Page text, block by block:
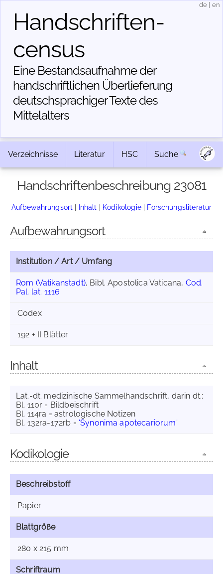
Handschriften­
census
Eine Bestandsaufnahme der
handschriftlichen Über­lieferung
deutschsprachiger Texte des
Mittelalters
de en
Verzeichnisse Literatur HSC Suche
Handschriftenbeschreibung 23081
Aufbewahrungsort | Inhalt | Kodikologie| Forschungsliteratur
Aufbewahrungsort
Institution / Art / Umfang
Rom (Vatikanstadt), Bibl. Apostolica Vaticana, Cod.
Pal. lat. 1116
Codex
192 + II Blätter
Inhalt
Lat.-dt. medizinische Sammelhandschrift, darin dt.:
Bl. 110r = Bildbeischrift
Bl. 114ra = astrologische Notizen
Bl. 132ra-172rb = 'Synonima apotecariorum'
Kodikologie
Beschreibstoff
Papier
Blattgröße
280 x 215 mm
Schriftraum